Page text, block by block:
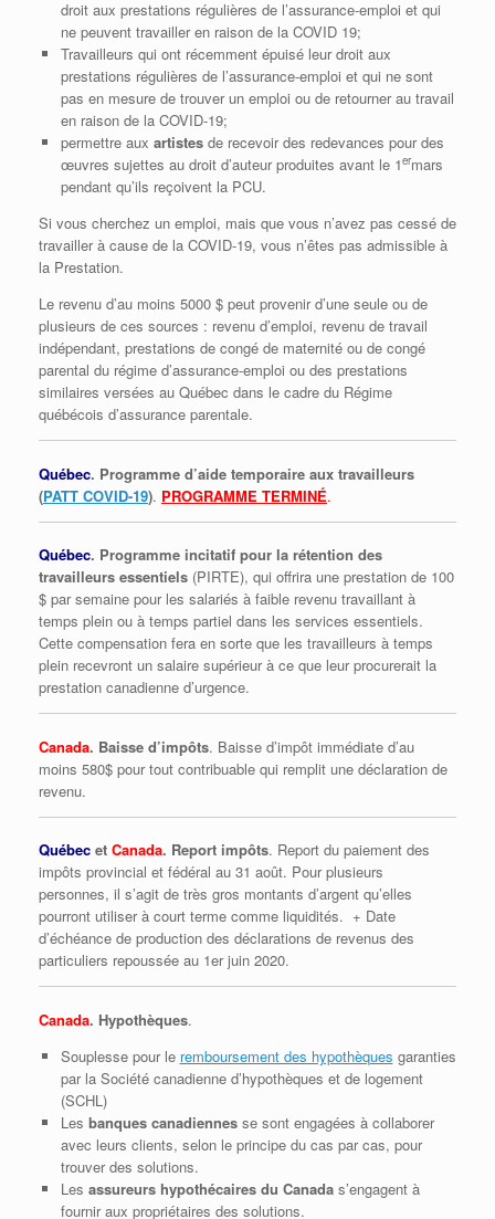
droit aux prestations régulières de l’assurance-emploi et qui
ne peuvent travailler en raison de la COVID 19;
Travailleurs qui ont récemment épuisé leur droit aux
prestations régulières de l’assurance-emploi et qui ne sont
pas en mesure de trouver un emploi ou de retourner au travail
en raison de la COVID-19;
permettre aux artistes de recevoir des redevances pour des
œuvres sujettes au droit d’auteur produites avant le 1ermars
pendant qu’ils reçoivent la PCU.
Si vous cherchez un emploi, mais que vous n’avez pas cessé de
travailler à cause de la COVID-19, vous n’êtes pas admissible à
la Prestation.
Le revenu d’au moins 5000 $ peut provenir d’une seule ou de
plusieurs de ces sources : revenu d’emploi, revenu de travail
indépendant, prestations de congé de maternité ou de congé
parental du régime d’assurance-emploi ou des prestations
similaires versées au Québec dans le cadre du Régime
québécois d’assurance parentale.
Québec. Programme d’aide temporaire aux travailleurs
(PATT COVID-19). PROGRAMME TERMINÉ.
Québec. Programme incitatif pour la rétention des
travailleurs essentiels (PIRTE), qui offrira une prestation de 100
$ par semaine pour les salariés à faible revenu travaillant à
temps plein ou à temps partiel dans les services essentiels.
Cette compensation fera en sorte que les travailleurs à temps
plein recevront un salaire supérieur à ce que leur procurerait la
prestation canadienne d’urgence.
Canada. Baisse d’impôts. Baisse d’impôt immédiate d’au
moins 580$ pour tout contribuable qui remplit une déclaration de
revenu.
Québec et Canada. Report impôts. Report du paiement des
impôts provincial et fédéral au 31 août. Pour plusieurs
personnes, il s’agit de très gros montants d’argent qu’elles
pourront utiliser à court terme comme liquidités. + Date
d’échéance de production des déclarations de revenus des
particuliers repoussée au 1er juin 2020.
Canada. Hypothèques.
Souplesse pour le remboursement des hypothèques garanties
par la Société canadienne d’hypothèques et de logement
(SCHL)
Les banques canadiennesse sont engagées à collaborer
avec leurs clients, selon le principe du cas par cas, pour
trouver des solutions.
Les assureurs hypothécaires du Canadas’engagent à
fournir aux propriétaires des solutions.